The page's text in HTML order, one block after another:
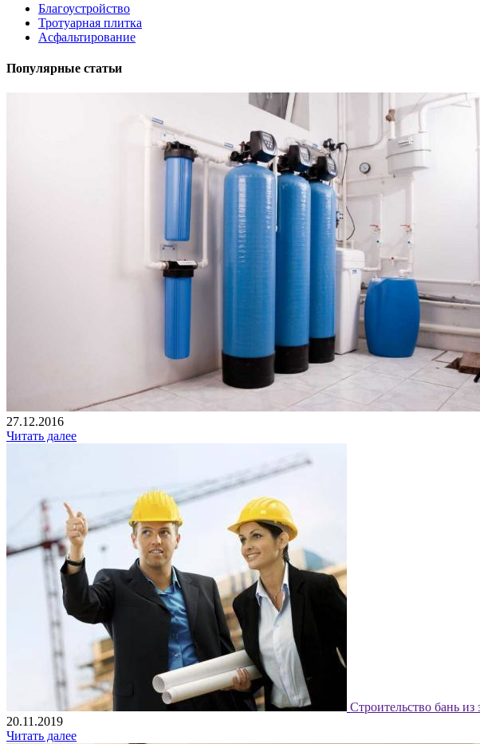
Благоустройство
Тротуарная плитка
Асфальтирование
Популярные статьи
27.12.2016
Читать далее
Строительство бань из
20.11.2019
Читать далее